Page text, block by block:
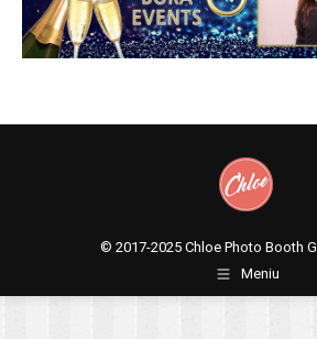
© 2017-2025 Chloe Photo Booth
Meniu